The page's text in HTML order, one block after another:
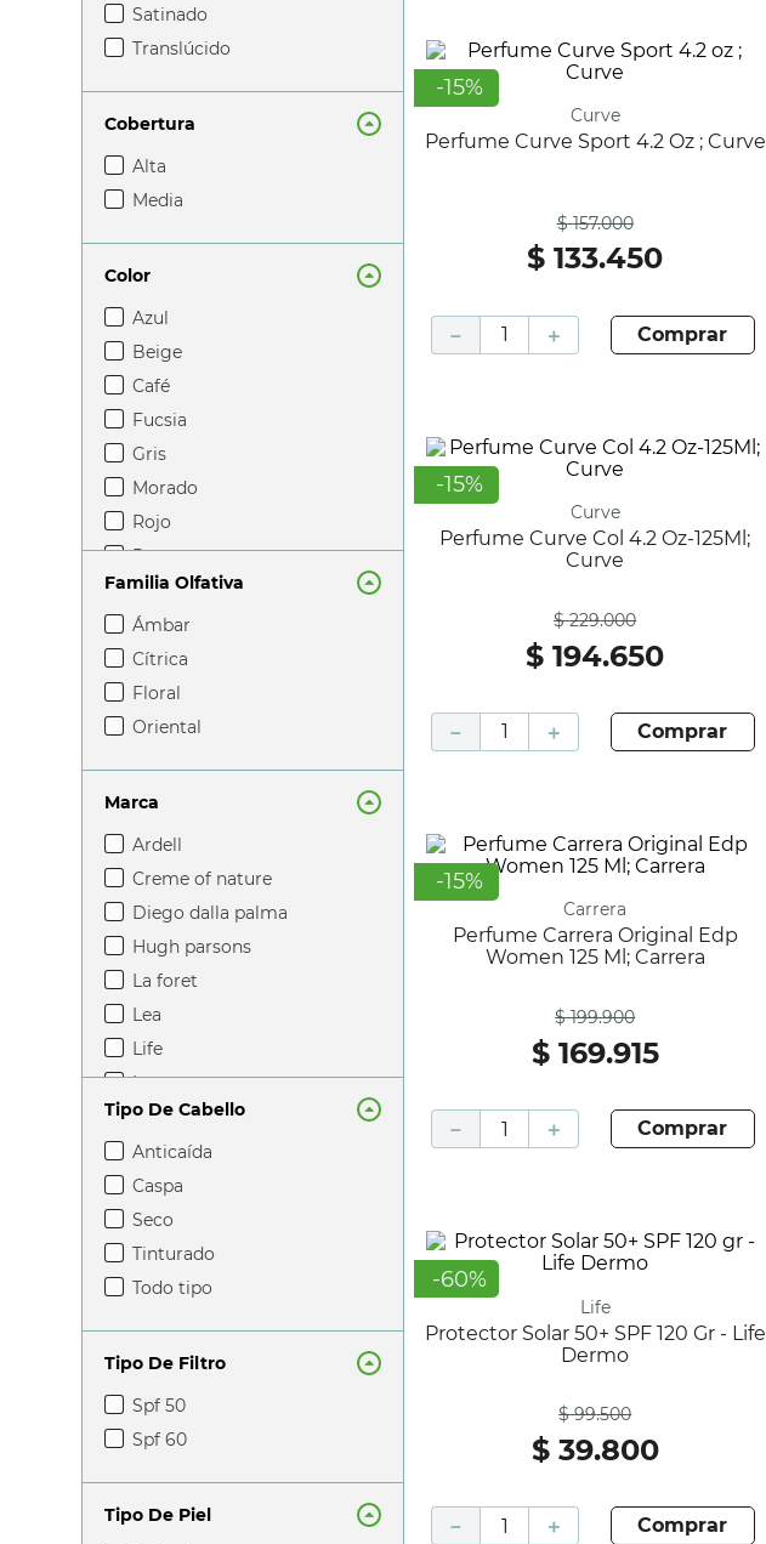
mascarillas
mascarillas capilares
cremas hidratantes y
satinado
translúcido
Cobertura
alta
media
Color
azul
beige
café
fucsia
gris
morado
rojo
rosa
verde
vino
violeta
durazno
capuchino
Familia Olfativa
ámbar
cítrica
floral
oriental
Marca
ardell
creme of nature
diego dalla palma
hugh parsons
la foret
lea
life
lo uv
medavita
pepe jeans
revox
roux
sisley paris
Tipo De Cabello
anticaída
caspa
seco
tinturado
todo tipo
Tipo De Filtro
spf 50
spf 60
Tipo De Piel
-15%
Curve
Perfume Curve Sport 4.2 Oz ; Curve
$ 157.000
$ 133.450
＋
－ comprar
-15%
Curve
Perfume Curve Col 4.2 Oz-125Ml;
Curve
$ 229.000
$ 194.650
＋
－ comprar
-15%
Carrera
Perfume Carrera Original Edp
Women 125 Ml; Carrera
$ 199.900
$ 169.915
＋
－ comprar
-60%
Life
Protector Solar 50+ SPF 120 Gr - Life
Dermo
$ 99.500
$ 39.800
＋
－ comprar